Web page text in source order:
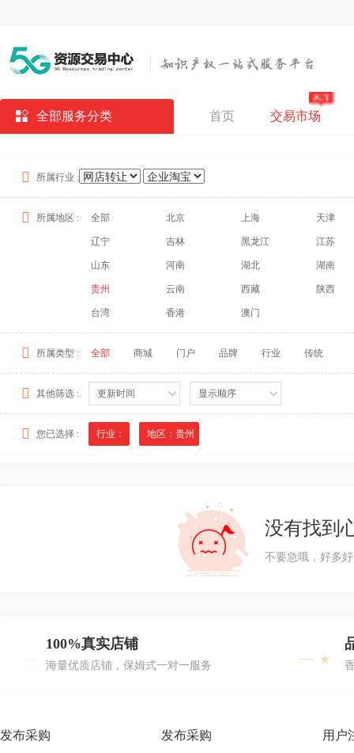
全部服务分类 首页 交易市场
所属行业 :
所属地区 : 全部 北京 上海 天津
辽宁 吉林 黑龙江 江苏
山东 河南 湖北 湖南
贵州 云南 西藏 陕西
台湾 香港 澳门
所属类型 : 全部 商城 门户 品牌 行业 传统
其他筛选 : 更新时间 显示顺序
您已选择 : 行业： 地区：贵州
没有找到
不要急哦，好多
100%真实店铺
海量优质店铺，保姆式一对一服务
发布采购 发布采购 用户